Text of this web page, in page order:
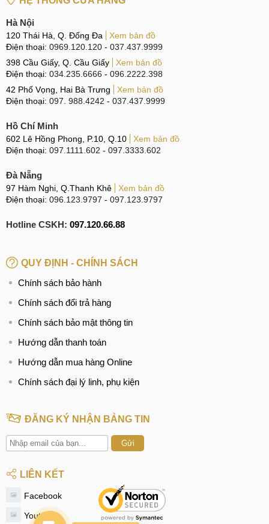
Hà Nội
120 Thái Hà, Q. Đống Đa
Xem bản đồ
Điện thoại: 0969.120.120 - 037.437.9999
398 Cầu Giấy, Q. Cầu Giấy
Xem bản đồ
Điện thoại: 034.235.6666 - 096.2222.398
42 Phố Vọng, Hai Bà Trưng
Xem bản đồ
Điện thoại: 097. 988.4242 - 037.437.9999
Hồ Chí Minh
602 Lê Hồng Phong, P.10, Q.10
Xem bản đồ
Điện thoại: 097.1111.602 - 097.3333.602
Đà Nẵng
97 Hàm Nghi, Q.Thanh Khê
Xem bản đồ
Điện thoại: 096.123.9797 - 097.123.9797
Hotline CSKH: 097.120.66.88
QUY ĐỊNH - CHÍNH SÁCH
Chính sách bảo hành
Chính sách đổi trả hàng
Chính sách bảo mật thông tin
Hướng dẫn thanh toán
Hướng dẫn mua hàng Online
Chính sách đại lý linh, phụ kiện
ĐĂNG KÝ NHẬN BẢNG TIN
Gửi
LIÊN KẾT
Facebook
Youtube